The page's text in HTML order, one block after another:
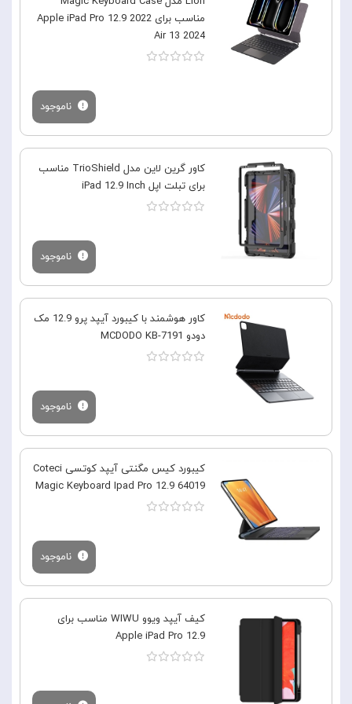
مناسب برای Apple iPad Pro 12.9 2022
Air 13 2024
ناموجود
کاور گرین لاین مدل TrioShield مناسب
برای تبلت اپل iPad 12.9 Inch
ناموجود
کاور هوشمند با کیبورد آیپد پرو 12.9 مک
دودو MCDODO KB-7191
ناموجود
کیبورد کیس مگنتی آیپد کوتسی Coteci
Magic Keyboard Ipad Pro 12.9 64019
ناموجود
کیف آیپد ویوو WIWU مناسب برای
Apple iPad Pro 12.9